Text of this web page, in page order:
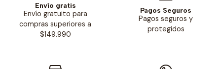
Envío gratis
Envío gratuito para
compras superiores a
$149.990
Pagos Seguros
Pagos seguros y
protegidos